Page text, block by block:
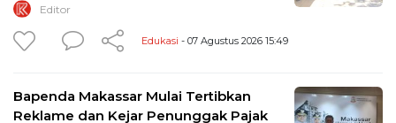
Editor
Edukasi - 07 Agustus 2026 15:49
Bapenda Makassar Mulai Tertibkan
Reklame dan Kejar Penunggak Pajak